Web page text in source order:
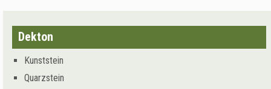
Dekton
Kunststein
Quarzstein